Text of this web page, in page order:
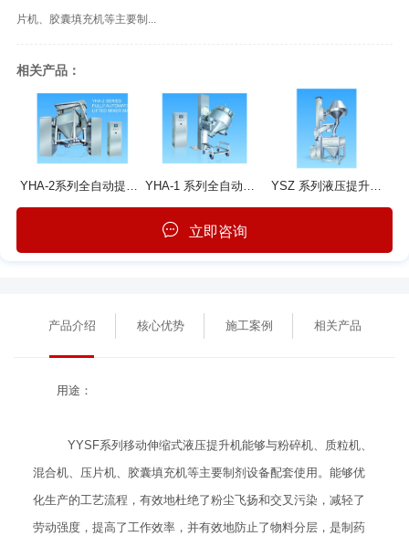
片机、胶囊填充机等主要制...
相关产品：
YSZ 系列液压提升整粒机
立即咨询
产品介绍 核心优势 施工案例 相关产品
用途：
YYSF系列移动伸缩式液压提升机能够与粉碎机、质粒机、
混合机、压片机、胶囊填充机等主要制剂设备配套使用。能够优
化生产的工艺流程，有效地杜绝了粉尘飞扬和交叉污染，减轻了
劳动强度，提高了工作效率，并有效地防止了物料分层，是制药